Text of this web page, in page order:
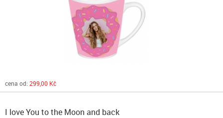
cena od: 299,00 Kč
I love You to the Moon and back